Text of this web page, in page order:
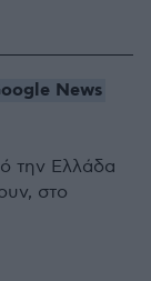
News
την Ελλάδα
στο